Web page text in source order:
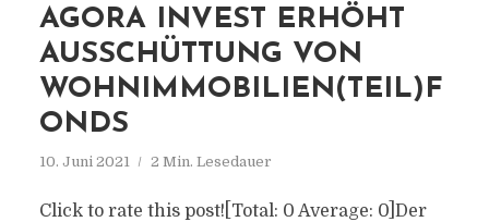
AGORA INVEST ERHÖHT
AUSSCHÜTTUNG VON
WOHNIMMOBILIEN(TEIL)F
ONDS
10. Juni 2021 2 Min. Lesedauer
Click to rate this post![Total: 0 Average: 0]Der